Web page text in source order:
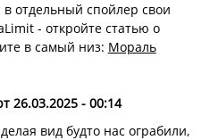
в отдельный спойлер свои
- откройте статью о
в самый низ: Мораль
26.03.2025 - 00:14
вид будто нас ограбили,